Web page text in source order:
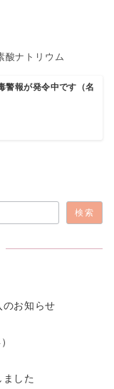
酸ナトリウム
警報が発令中です（名
検索
のお知らせ
した